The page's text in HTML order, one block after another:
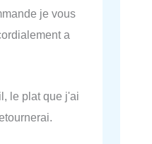
je vous
a
le plat que j'ai